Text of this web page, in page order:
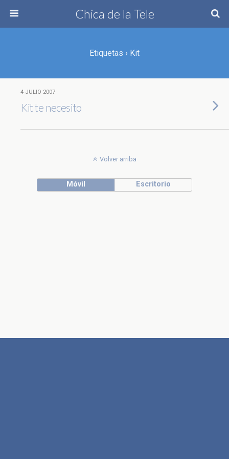
Chica de la Tele
Etiquetas › Kit
4 JULIO 2007
Kit te necesito
Volver arriba
Móvil Escritorio